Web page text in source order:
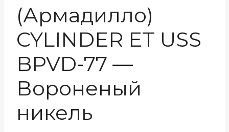
(Армадилло)
CYLINDER ET USS
BPVD-77 —
Вороненый
никель